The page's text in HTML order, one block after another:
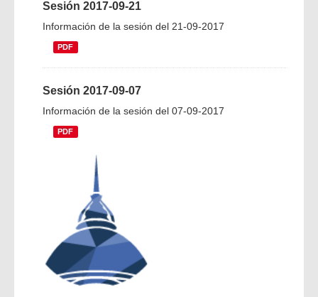
Sesión 2017-09-21
Información de la sesión del 21-09-2017
PDF
Sesión 2017-09-07
Información de la sesión del 07-09-2017
PDF